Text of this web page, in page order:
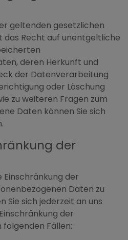
geltenden gesetzlichen
das Recht auf unentgeltliche
deren Herkunft und
der Datenverarbeitung
oder Löschung
zu weiteren Fragen zum
Daten können Sie sich
der
Einschränkung der
Daten zu
Sie sich jederzeit an uns
der
Fällen: